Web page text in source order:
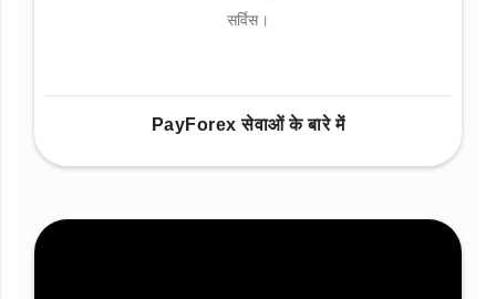
सर्विस।
PayForex सेवाओं के बारे में